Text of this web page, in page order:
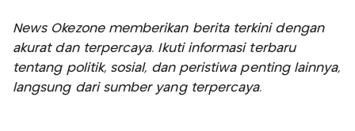
News Okezone memberikan berita terkini dengan
akurat dan terpercaya. Ikuti informasi terbaru
tentang politik, sosial, dan peristiwa penting lainnya,
langsung dari sumber yang terpercaya.